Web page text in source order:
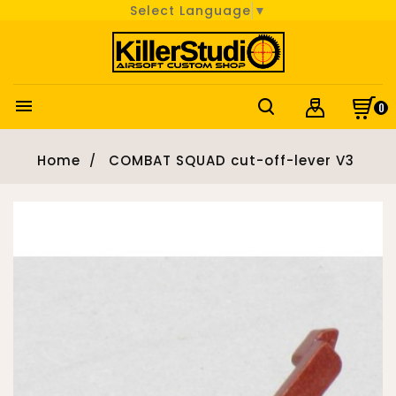
Select Language ▼
 0
Home COMBAT SQUAD cut-off-lever V3